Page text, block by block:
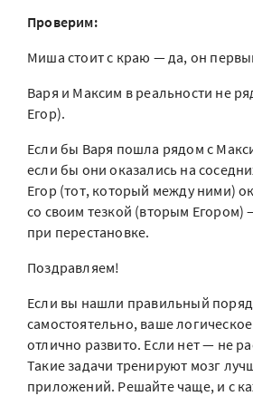
Проверим:
Миша стоит с краю — да, он
Варя и Максим в реальности не
Егор).
Если бы Варя пошла рядом с
если бы они оказались на
Егор (тот, который между ними)
со своим тезкой (вторым Егором)
при перестановке.
Поздравляем!
Если вы нашли правильный
самостоятельно, ваше
отлично развито. Если нет — не
Такие задачи тренируют мозг
приложений. Решайте чаще, и с